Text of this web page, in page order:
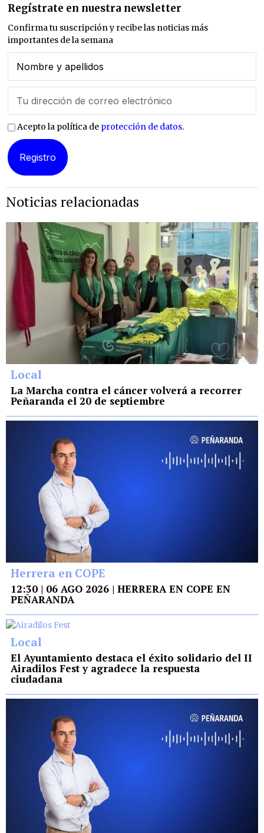
Regístrate en nuestra newsletter
Confirma tu suscripción y recibe las noticias más
importantes de la semana
Acepto la política de protección de datos.
Noticias relacionadas
Local
La Marcha contra el cáncer volverá a recorrer
Peñaranda el 20 de septiembre
Herrera en COPE
12:30 | 06 AGO 2026 | HERRERA EN COPE EN
PEÑARANDA
Local
El Ayuntamiento destaca el éxito solidario del II
Airadilos Fest y agradece la respuesta
ciudadana